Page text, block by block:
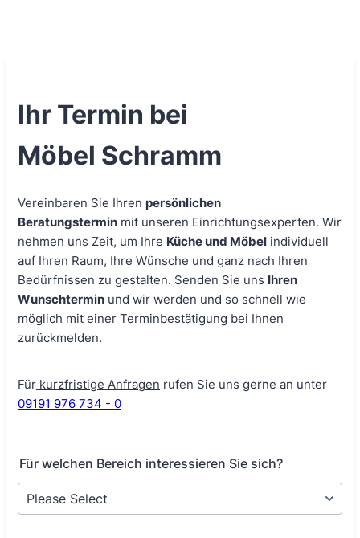
Ihr Termin bei
Möbel Schramm
Vereinbaren Sie Ihren persönlichen
Beratungstermin mit unseren Einrichtungsexperten. Wir
nehmen uns Zeit, um Ihre Küche und Möbel individuell
auf Ihren Raum, Ihre Wünsche und ganz nach Ihren
Bedürfnissen zu gestalten. Senden Sie uns Ihren
Wunschtermin und wir werden und so schnell wie
möglich mit einer Terminbestätigung bei Ihnen
zurückmelden.
Für kurzfristige Anfragen rufen Sie uns gerne an unter
09191 976 734 - 0
Für welchen Bereich interessieren Sie sich?